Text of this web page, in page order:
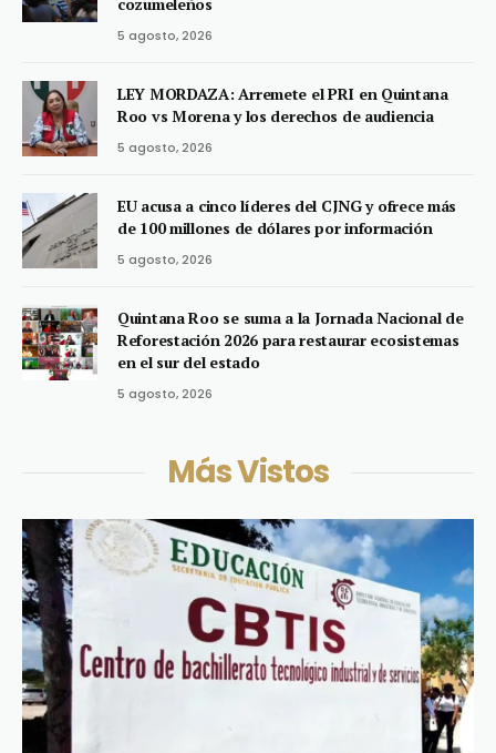
5 agosto, 2026
LEY MORDAZA: Arremete el PRI en Quintana
Roo vs Morena y los derechos de audiencia
5 agosto, 2026
EU acusa a cinco líderes del CJNG y ofrece más
de 100 millones de dólares por información
5 agosto, 2026
Quintana Roo se suma a la Jornada Nacional de
Reforestación 2026 para restaurar ecosistemas
en el sur del estado
5 agosto, 2026
Más Vistos